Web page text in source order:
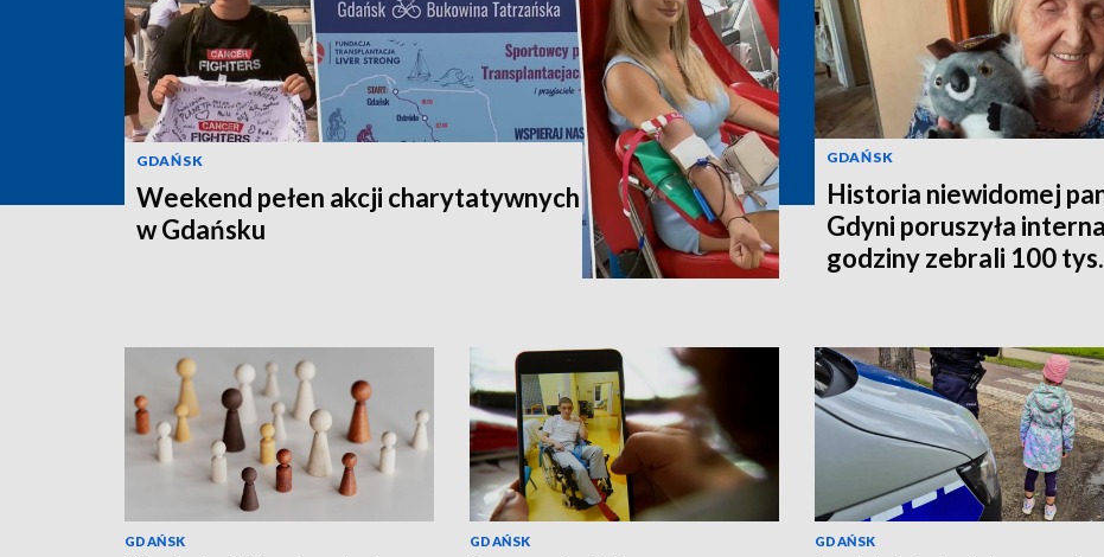
GDAŃSK
Weekend pełen akcji charytatywnych
w Gdańsku
GDAŃSK
Historia niewidomej
Gdyni poruszyła
godziny zebrali 100
GDAŃSK GDAŃSK GDAŃSK